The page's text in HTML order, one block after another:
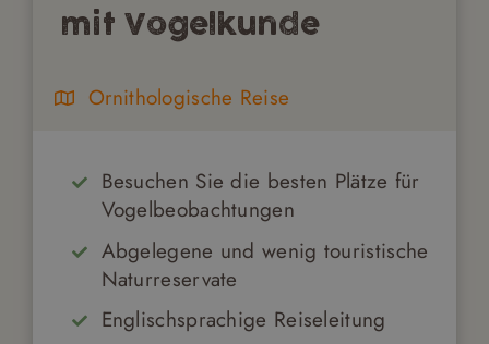
mit Vogelkunde
Ornithologische Reise
Besuchen Sie die besten Plätze für
Vogelbeobachtungen
Abgelegene und wenig touristische
Naturreservate
Englischsprachige Reiseleitung